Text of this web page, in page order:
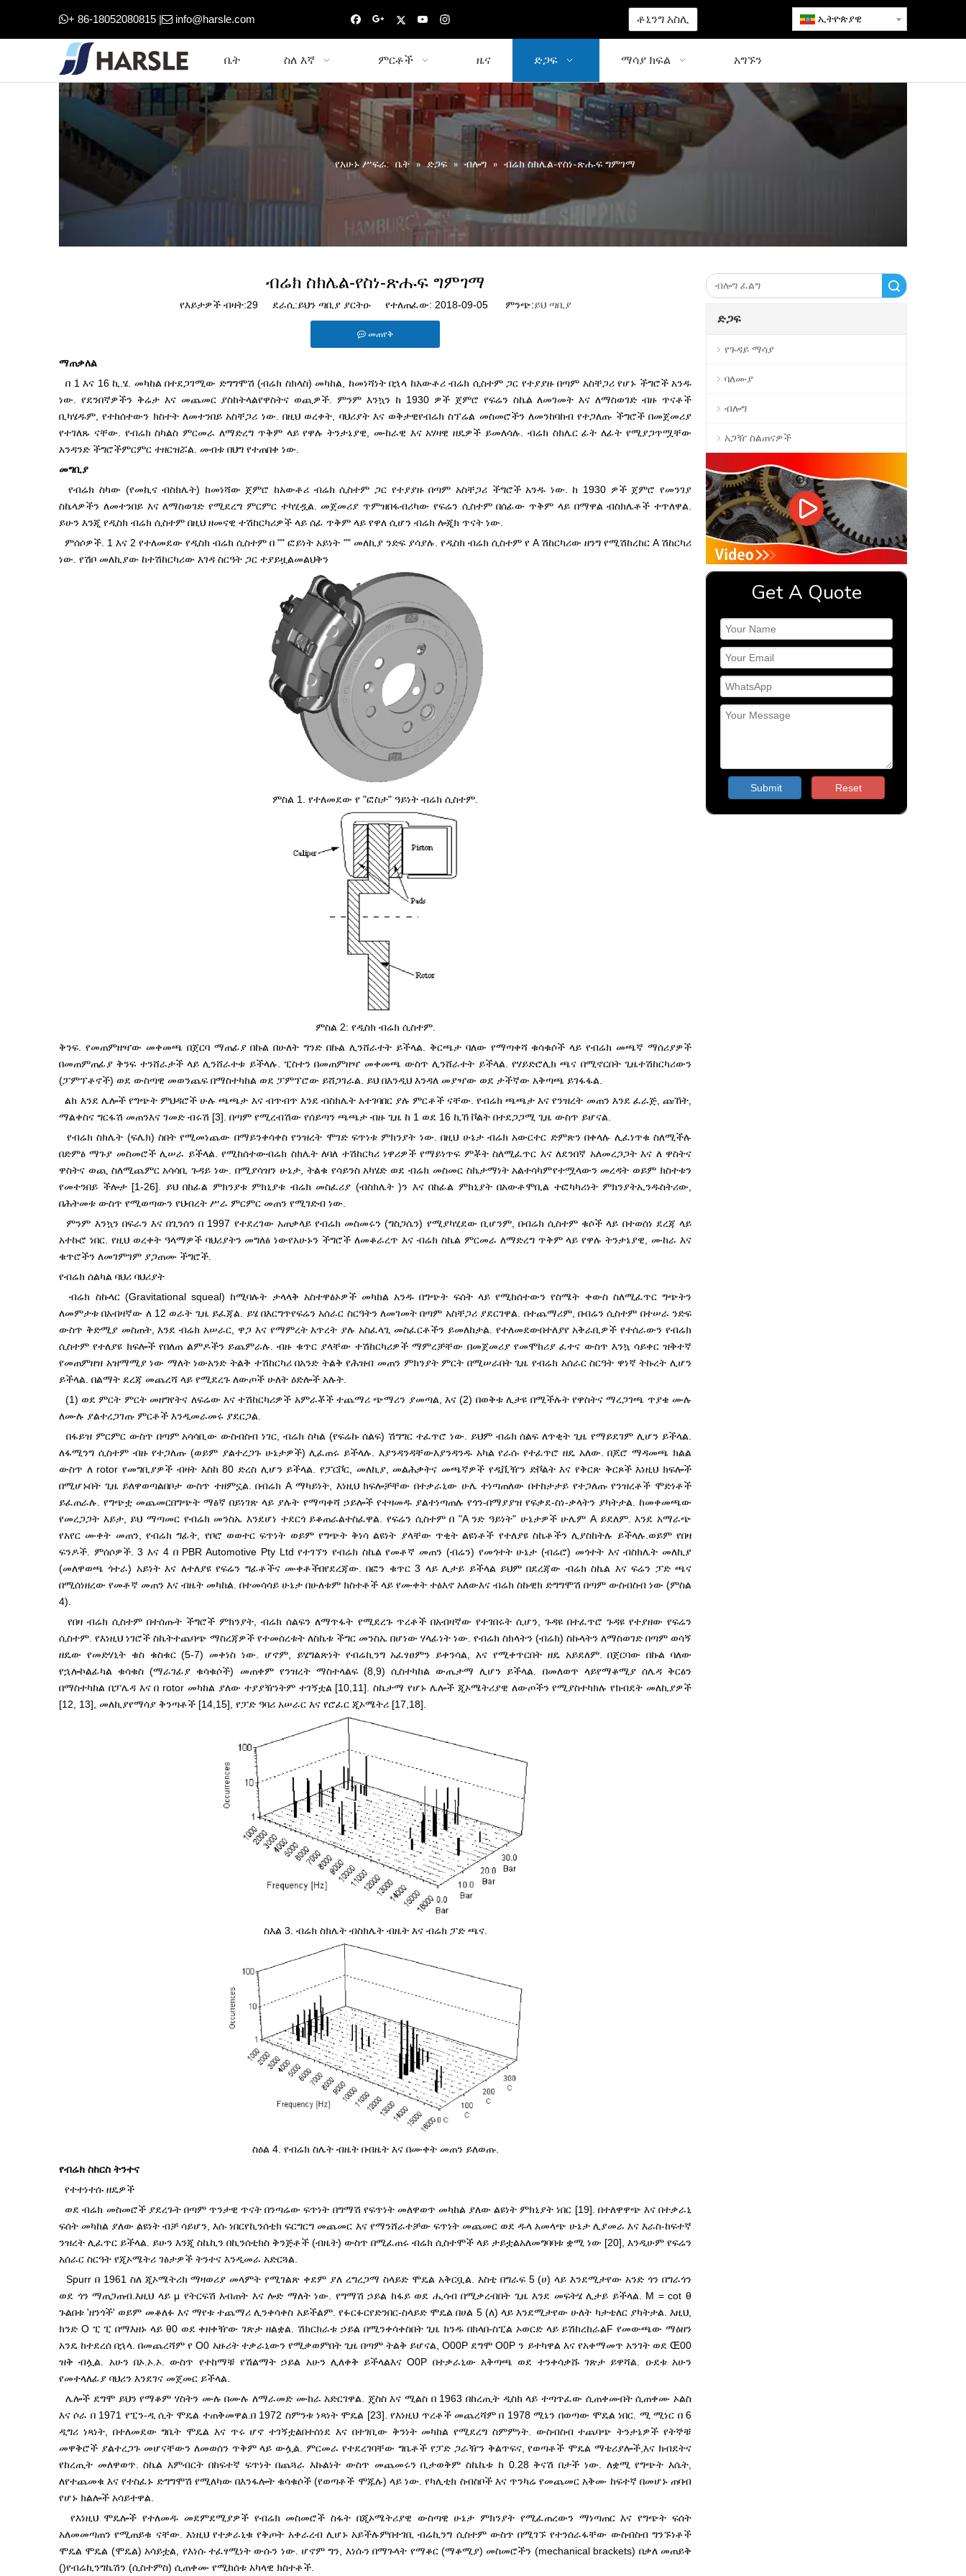
+ 86-18052080815 | info@harsle.com ቶኒንግ አስሊ ኢትዮጵያዊ
ቤት ስለ እኛ ምርቶች ዜና ድጋፍ ማሳያ ክፍል አግኙን
የአሁኑ ሥፍራ: ቤት » ድጋፍ » ብሎግ » ብሬክ ስክሌል-የስነ-ጽሑፍ ግምገማ
ብሬክ ስክሌል-የስነ-ጽሑፍ ግምገማ
የእይታዎች ብዛት:29ደራሲ:ይህን ጣቢያ ያርትዑ የተለጠፈው: 2018-09-05 ምንጭ:ይህ ጣቢያ
መጠየቅ
ማጠቃለል
በ 1 እና 16 ኪ.ሄ. መካከል በተደጋገሚው ድግግሞሽ (ብሬክ ስክላስ) መካከል, ከመነሻነት በኋላ ከአውቶሪ ብሬክ ሲስተም ጋር የተያያዙ በጣም አስቸጋሪ የሆኑ ችግሮች አንዱ
ነው. የደንበኛዎችን ቅሬታ እና መጨመር ያስከትላልየዋስትና ወጪዎች. ምንም እንኳን ከ 1930 ዎች ጀምሮ የፍሬን ስኬል ለመገመት እና ለማስወገድ ብዙ ጥናቶች
ቢካሄዱም, የተከሰተውን ክስተት ለመተንበይ አስቸጋሪ ነው. በዚህ ወረቀት, ባህሪያት እና ወቅታዊየብሬክ ስፕሬል መስመሮችን ለመንከባከብ የተጋለጡ ችግሮች በመጀመሪያ
የተገለጹ ናቸው. የብሬክ ስካልስ ምርመራ ለማድረግ ጥቅም ላይ የዋሉ ትንታኔያዊ, ሙከራዊ እና አሃዛዊ ዘዴዎች ይመለሳሉ. ብሬክ ስክሌር ፊት ለፊት የሚያጋጥሟቸው
አንዳንድ ችግሮችምርምር ተዘርዝሯል. መብቱ በህግ የተጠበቀ ነው.
መግቢያ
የብሬክ ስካው (የመኪና ብስክሌት) ከመነሻው ጀምሮ ከአውቶሪ ብሬክ ሲስተም ጋር የተያያዙ በጣም አስቸጋሪ ችግሮች አንዱ ነው. ከ 1930 ዎች ጀምሮ የመንገያ
ስኬላዎችን ለመተንበይ እና ለማስወገድ የሚደረግ ምርምር ተካሂዷል. መጀመሪያ ጥምዝበፋብሪካው የፍሬን ሲስተም በሰፊው ጥቅም ላይ በማዋል ብስክሌቶች ተጥለዋል.
ይሁን እንጂ የዲስክ ብሬክ ሲስተም በዚህ ዘመናዊ ተሽከርካሪዎች ላይ ሰፊ ጥቅም ላይ የዋለ ሲሆን ብሬክ ሎጂክ ጥናት ነው.
ምሰሶዎች. 1 እና 2 የተለመደው የዲስክ ብሬክ ሲስተም በ "" ፎይነት አይነት "" መለኪያ ንድፍ ያሳያሉ. የዲስክ ብሬክ ሲስተም የ A ሽከርካሪው ዘንግ የሚሽከረከር A ሽከርካሪ
ነው. የሽቦ መለኪያው ከተሽከርካሪው እገዳ ስርዓት ጋር ተያይዟልመልህቅን
ምስል 1. የተለመደው የ "ፎስታ" ዓይነት ብሬክ ሲስተም.
ምስል 2: የዲስክ ብሬክ ሲስተም.
ቅንፍ. የመጠምዘዣው መቀመጫ በጀርባ ማጠፊያ በኩል በሁለት ግንድ በኩል ሊንሸራተት ይችላል. ቅርጫታ ባለው የማጣቀሻ ቁሳቁሶች ላይ የብሬክ መጫኛ ማሰሪያዎች
በመጠምጠፊያ ቅንፍ ተንሸራታች ላይ ሊንሸራተቱ ይችላሉ. ፒስተን በመጠምዘዣ መቀመጫ ውስጥ ሊንሸራተት ይችላል. የሃይድሮሊክ ጫና በሚኖርበት ጊዜተሽከርካሪውን
(ፓምፕቶኖች) ወደ ውስጣዊ መወንጨፍ በማስተካከል ወደ ፓምፕሮው ይሸጋገራል. ይህ በእንዲህ እንዳለ መያዣው ወደ ታችኛው አቅጣጫ ይገፋፋል.
ልክ እንደ ሌሎች የግጭት ምህዳሮች ሁሉ ጫጫታ እና ብጥብጥ እንደ ብስክሌት አተገባበር ያሉ ምርቶች ናቸው. የብሬክ ጫጫታ እና የንዝረት መጠን እንደ ፈራጅ, ጩኸት,
ማልቀስና ግርፋሽ መጠንእና ገመድ ብሩሽ [3]. በጣም የሚረብሽው የሰይጣን ጫጫታ ብዙ ጊዜ ከ 1 ወደ 16 ኪኸ ቮልት በተደጋጋሚ ጊዜ ውስጥ ይሆናል.
የብሬክ ስክሌት (ፍሌክ) ስበት የሚመነጨው በማይንቀሳቀስ የንዝረት ሞገድ ፍጥነቱ ምክንያት ነው. በዚህ ሁኔታ ብሬክ አውርተር ድምጽን በቀላሉ ሊፈነጥቁ ስለሚችሉ
በድምፅ ማጉያ መስመሮች ሊሠራ ይችላል. የሚከሰተውብሬክ ስክሌት ለባለ ተሽከርካሪ ነዋሪዎች የማይነጥፍ ምቾት ስለሚፈጥር እና ለደንበኛ አለመረጋጋት እና ለ ዋስትና
ዋስትና ወጪ ስለሚጨምር አሳሳቢ ጉዳይ ነው. በሚያሳዝን ሁኔታ, ትልቁ የሳይንስ አካሄድ ወደ ብሬክ መስመር ስኬታማነት አልተሳካምየተሟላውን መረዳት ወይም ክስተቱን
የመተንበይ ችሎታ [1-26]. ይህ በከፊል ምክንያቱ ምክኒያቱ ብሬክ መስፈሪያ (ብስክሌት )ን እና በከፊል ምክኒያት በአውቶሞቢል ተፎካካሪነት ምክንያትኢንዱስትሪው,
በሕትመቱ ውስጥ የሚወጣውን የህብረት ሥራ ምርምር መጠን የሚገድብ ነው.
ምንም እንኳን በፍራን እና በጊንሰን በ 1997 የተደረገው አጠቃላይ የብሬክ መስመሩን (ግስጋሴን) የሚያካሂደው ቢሆንም, በብሬክ ሲስተም ቁሶች ላይ በተወሰነ ደረጃ ላይ
አተኩሮ ነበር. የዚህ ወረቀት ዓላማዎች ባህሪያትን መግለፅ ነውየአሁኑን ችግሮች ለመቆራረጥ እና ብሬክ ስኬል ምርመራ ለማድረግ ጥቅም ላይ የዋሉ ትንታኔያዊ, ሙከራ እና
ቁጥሮችን ለመገምገም ያጋጠሙ ችግሮች.
የብሬክ ሰልካል ባህሪ ባህሪያት
ብሬክ ስኩላር (Gravitational squeal) ከሚባሉት ታላላቅ አስተዋፅኦዎች መካከል አንዱ በግጭት ፍሰት ላይ የሚከሰተውን የስሜት ቀውስ ስለሚፈጥር ግጭትን
ለመምታቱ በአብዛኛው ለ 12 ወራት ጊዜ ይፈጃል. ይሄ በእርግጥየፍሬን አሰራር ስርዓትን ለመገመት በጣም አስቸጋሪ ያደርገዋል. በተጨማሪም, በብሬን ሲስተም በተሠራ ንድፍ
ውስጥ ቅድሚያ መስጠት, እንደ ብሬክ አሠራር, ዋጋ እና የማምረት እጥረት ያሉ አስፈላጊ መስፈርቶችን ይመለከታል. የተለመደውበተለያየ አቅራቢዎች የተሰራውን የብሬክ
ሲስተም የተለያዩ ክፍሎች የበለጠ ልምዶችን ይጨምራሉ. ብዙ ቁጥር ያላቸው ተሽከርካሪዎች ማምረቻቸው በመጀመሪያ የመሞከሪያ ፈተና ውስጥ እንኳ ሳይቀር ዝቅተኛ
የመጠምዘዝ አዝማሚያ ነው ማለት ነውአንድ ትልቅ ተሽከርካሪ በአንድ ትልቅ የሕዝብ መጠን ምክንያት ምርት በሚሠራበት ጊዜ የብሬክ አሰራር ስርዓት ዋነኛ ትኩረት ሊሆን
ይችላል. በልማት ደረጃ መጨረሻ ላይ የሚደረጉ ለውጦች ሁለት ዕድሎች አሉት.
(1) ወደ ምርት ምርት መዘግየትና ለፍሬው እና ተሽከርካሪዎች አምራቾች ተጨማሪ ጭማሪን ያመጣል, እና (2) በወቅቱ ሊታዩ በሚችሉት የዋስትና ማረጋገጫ ጥያቄ ሙሉ
ለሙሉ ያልተረጋገጡ ምርቶች እንዲመራመሩ ያደርጋል.
በፋይዝ ምርምር ውስጥ በጣም አሳሳቢው ውስብስብ ነገር, ብሬክ ስካል (የፍሬኩ ሰልፍ) ሽግግር ተፈጥሮ ነው. ይህም ብሬክ ሰልፍ ለጥቂት ጊዜ የማይደገም ሊሆን ይችላል.
ለፋሚንግ ሲስተም ብዙ የተጋለጡ (ወይም ያልተረጋጉ ሁኔታዎች) ሊፈጠሩ ይችላሉ. እያንዳንዳቸውእያንዳንዱ አካል የራሱ የተፈጥሮ ዘዴ አለው. በጆሮ ማዳመጫ ክልል
ውስጥ ለ rotor የመግቢያዎች ብዛት እስከ 80 ድረስ ሊሆን ይችላል. የፓርቮር, መለኪያ, መልሕቃትና መጫኛዎች የዲቪዥን ድቮልት እና የቅርጽ ቅርጾች እነዚህ ክፍሎች
በሚሆኑበት ጊዜ ይለዋወጣልበቦታ ውስጥ ተዘምኗል. በብሬክ A ማካይነት, እነዚህ ክፍሎቻቸው በተቃራኒው ሁሌ ተነጣጠለው በተከታታይ የተጋለጡ የንዝረቶች ሞድነቶች
ይፈጠራሉ. የግጭቷ መጨመርበግጭት ማፅኛ በይነገጽ ላይ ያሉት የማጣቀሻ ኃይሎች የተዛመዱ ያልተነጣጠሉ የጎን-በማያያዝ የፍቃደ-ስነ-ቃላትን ያካትታል. ከመቀመጫው
የመረጋጋት እይታ, ይህ ማጣመር የብሬክ መንስኤ እንደሆነ ተደርጎ ይቆጠራልተስፈዋል. የፍሬን ሲስተም በ "A ንድ ዓይነት" ሁኔታዎች ሁሌም A ይደለም. እንደ አማራጭ
የአየር ሙቀት መጠን, የብሬክ ግፊት, የቦሮ ወወተር ፍጥነት ወይም የግጭት ቅነሳ ልዩነት ያላቸው ጥቂት ልዩነቶች የተለያዩ ስኬቶችን ሊያስከትሉ ይችላሉ. ወይም የበዛ
ፍንዶች. ምሰሶዎች. 3 እና 4 በ PBR Automotive Pty Ltd የተገኘን የብሬክ ስኬል የመቶኛ መጠን (ብሬን) የመጎተት ሁኔታ (ብሬሮ) መጎተት እና ብስክሌት መለኪያ
(መለዋወጫ ጎተራ) አይነት እና ለተለያዩ የፍሬን ግፊቶችና ሙቀቶችበየደረጃው. በፎን ቁጥር 3 ላይ ሊታይ ይችላል ይህም በደረጃው ብሬክ ስኬል እና ፍሬን ፓድ ጫና
በሚሰነዘረው የመቶኛ መጠን እና ብዜት መካከል. በተመሳሳይ ሁኔታ በሁለቱም ክስተቶች ላይ የሙቀት ተፅእኖ አለውእና ብሬክ ስኩዊክ ድግግሞሽ በጣም ውስብስብ ነው (ምስል
4).
የበዛ ብሬክ ሲስተም በተሰጡት ችግሮች ምክንያት, ብሬክ ሰልፍን ለማጥፋት የሚደረጉ ጥረቶች በአብዛኛው የተገበሩት ሲሆን, ጉዳዩ በተፈጥሮ ጉዳዩ የተያዘው የፍሬን
ሲስተም. የእነዚህ ነገሮች ስኬትተጨባጭ ማስረጃዎች የተመሰረቱት ለስኬቱ ችግር መንስኤ በሆነው ሃላፊነት ነው. የብሬክ ስክላትን (ብሬክ) ስኩላትን ለማስወገድ በጣም ወሳኝ
ዘዴው የመድሃኒት ቁስ ቁስቁር (5-7) መቀነስ ነው. ሆኖም, ይሄግልጽነት የብሬኪንግ አፈፃፀምን ይቀንሳል, እና የሚቀጥርበት ዘዴ አይደለም. በጀርባው በኩል ባለው
የኋሎኮልፊካል ቁሳቁስ (ማራገፊያ ቁሳቁሶች) መጠቀም የንዝረት ማስተላልፍ (8,9) ሲስተካከል ውጤታማ ሊሆን ይችላል. በመለወጥ ላይየማቆሚያ ሰሌዳ ቅርፅን
በማስተካከል በፓሌዳ እና በ rotor መካከል ያለው ተያያዥነትም ተገኝቷል [10,11]. ስኬታማ የሆኑ ሌሎች ጂኦሜትሪያዊ ለውጦችን የሚያስተካክሉ የክብደት መለኪያዎች
[12, 13], መለኪያየማሳያ ቅንጣቶች [14,15], የፓድ ዓባሪ አሠራር እና የሮፈር ጂኦሜትሪ [17,18].
ስእል 3. ብሬክ ስክሌት ብስክሌት ብዜት እና ብሬክ ፓድ ጫና.
ስዕል 4. የብሬክ ስሌት ብዜት በብዜት እና በሙቀት መጠን ይለወጡ.
የብሬክ ስከርስ ትንተና
የተተነተሱ ዘዴዎች
ወደ ብሬክ መስመሮች ያደረጉት በጣም ጥንታዊ ጥናት በንጣሬው ፍጥነት በግማሽ የፍጥነት መለዋወጥ መካከል ያለው ልዩነት ምክኒያት ነበር [19]. በተለዋዋጭ እና በተቃራኒ
ፍሰት መካከል ያለው ልዩነት ብቻ ሳይሆን, እሱ ነበርየኪንሰቲክ ፍርግርግ መጨመር እና የማንሸራተቻው ፍጥነት መጨመር ወደ ዱላ አመላጭ ሁኔታ ሊያመራ እና እራስ-ከፍተኛ
ንዝረት ሊፈጥር ይችላል. ይሁን እንጂ ስኬኪን በኪንሰቲክስ ቅንጅቶች (ብዜት) ውስጥ በሚፈጠሩ ብሬክ ሲስተሞች ላይ ታይቷልአለመግባባቱ ቋሚ ነው [20], እንዲሁም የፍሬን
አሰራር ስርዓት የጂኦሜትሪ ገፅታዎች ትንተና እንዲመራ አድርጓል.
Spurr በ 1961 ስለ ጂኦሜትሪክ ማዛወሪያ መላምት የሚገልጽ ቀደም ያለ ረግረጋማ ስላይድ ሞዴል አቅርቧል. እስቲ በግራፍ 5 (ሀ) ላይ እንደሚታየው አንድ ጎን በግራጎን
ወደ ጎን ማጠጋጠብ.እዚህ ላይ μ የትርፍሽ እብጠት እና ሎድ ማለት ነው. የግማሽ ኃይል ከፋይ ወደ ሒሳብ በሚቃረብበት ጊዜ እንደ መፍትሄ ሊታይ ይችላል. Μ = cot θ
ጉልበቱ 'ዘንጎች' ወይም መቆለፉ እና ማየቱ ተጨማሪ ሊንቀሳቀስ አይችልም. የፉርፉርየድንበር-ስላይድ ሞዴል በሀል 5 (ለ) ላይ እንደሚታየው ሁለት ካታቴለር ያካትታል. እዚህ,
ክንድ O ፒ ፒ በማእዘኑ ላይ θ0 ወደ ቀዘቀዥው ገጽታ ዘልቋል. ሽክርክራቱ ኃይል በሚንቀሳቀስበት ጊዜ ክንዱ በክላበ-ስፒል ኦወርድ ላይ ይሽከረከራልF የመውጫው ማዕዘን
አንዴ ከተደረሰ በኋላ. በመጨረሻም የ O0 አዙሪት ተቃራኒውን የሚቃወምበት ጊዜ በጣም ትልቅ ይሆናል, O00P ደግሞ O0P ን ይተካዋል እና የአቀማመጥ አንገት ወደ Œ00
ዝቅ ብሏል. አሁን በኦ.ኦ.ኦ. ውስጥ የተከማቹ የሽልማት ኃይል አሁን ሊለቀቅ ይችላልእና O0P በተቃራኒው አቅጣጫ ወደ ተንቀሳቃሹ ገጽታ ይዋሻል. ዑደቱ አሁን
የመተላለፊያ ባህሪን እንደገና መጀመር ይችላል.
ሌሎች ደግሞ ይህን የማቆም ሃስትን ሙሉ በሙሉ ለማራመድ ሙከራ አድርገዋል. ጄስስ እና ሚልስ በ 1963 በከረጢት ዲስክ ላይ ተጣጥፈው ሲጠቀሙበት ሲጠቀሙ ኦልስ
እና ሶራ በ 1971 የፒን-ዲ ሲት ሞዴል ተጠቅመዋል. በ 1972 ስምንቱ ነጻነት ሞዴል [23]. የእነዚህ ጥረቶች መጨረሻም በ 1978 ሚኔን በወጣው ሞዴል ነበር. ሚ ሚነር በ 6
ዲግሪ ነጻነት, በተለመደው ግቤት ሞዴል እና ጥሩ ሆኖ ተገኝቷልበተሰነደ እና በተገቢው ቅንነት መካከል የሚደረግ ስምምነት. ውስብስብ ተጨባጭ ትንታኔዎች የትኞቹ
መዋቅሮች ያልተረጋጉ መሆናቸውን ለመወሰን ጥቅም ላይ ውሏል. ምርመራ የተደረገባቸው ግቤቶች የፓድ ጋራዥን ቅልጥፍና, የወጣቶች ሞዴል ማቴሪያሎች,እና ክብደትና
የከረጢት መለዋወጥ. ስኬል እምብርት በከፍተኛ ፍጥነት በጨጓራ እኩልነት ውስጥ መጨመሩን ቢታወቅም ስኬኬቱ ከ 0.28 ቅናሽ በታች ነው. ለቋሚ የግጭት እሴት,
ለየተጨመቁ እና የተስፈኑ ድግግሞሽ የሚለካው በእንፋሎት ቁሳቁሶች (የወጣቶች ሞጁሉ) ላይ ነው. የካሊቲክ ስብስቦች እና ጥንካሬ የመጨመር አቅሙ ከፍተኛ በመሆኑ ጠባብ
የሆኑ ክልሎች አሳይተዋል.
የእነዚህ ሞዴሎች የተለመዱ መደምደሚያዎች የብሬክ መስመሮች ስፋት በጂኦሜትሪያዊ ውስጣዊ ሁኔታ ምክንያት የሚፈጠረውን ማነጣጠር እና የግጭት ፍሰት
አለመመጣጠን የሚጠይቁ ናቸው. እነዚህ የተቃራኒቁ የቅጦት አቀራረብ ሊሆኑ አይችሉምበተገቢ ብሬኪንግ ሲስተም ውስጥ በሚገኙ የተንሰራፋቸው ውስብስብ ግንኙነቶች
ሞዴል ሞዴል (ሞዴል) አሳይቷል, የእነሱ ተፈፃሚነት ውሱን ነው. ሆኖም ግን, እነሱን በማጉላት የማቆር (ማቆሚያ) መስመሮችን (mechanical brackets) በቃለ መጠይቅ
()የብሬኪንግኬሽን (ሲስተምስ) ሲጠቀሙ የሚከሰቱ አካላዊ ክስተቶች.
ድጋፍ
የጉዳይ ማሳያ
ባለሙያ
ብሎግ
አጋዥ ስልጠናዎች
Get A Quote
Submit Reset